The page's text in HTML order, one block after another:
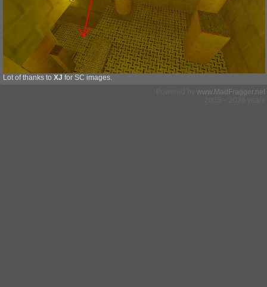
Lot of thanks to XJ for SC images.
www.MadFragger.net